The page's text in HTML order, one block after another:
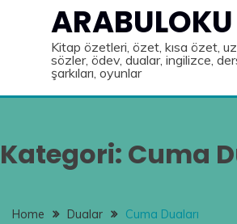
ARABULOKU
Kitap özetleri, özet, kısa özet,
sözler, ödev, dualar, ingilizce,
şarkıları, oyunlar
Kategori: Cuma
Home Dualar Cuma Duaları